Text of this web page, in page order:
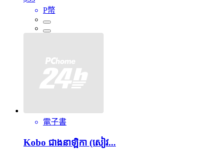
P幣
電子書
Kobo ជាងនាឡិកា (សៀវ...